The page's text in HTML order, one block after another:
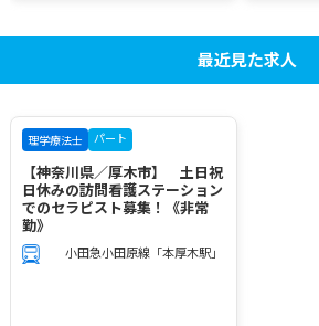
最近見た求人
理学療法士 パート
【神奈川県／厚木市】 土日祝
日休みの訪問看護ステーション
でのセラピスト募集！《非常
勤》
小田急小田原線「本厚木駅」